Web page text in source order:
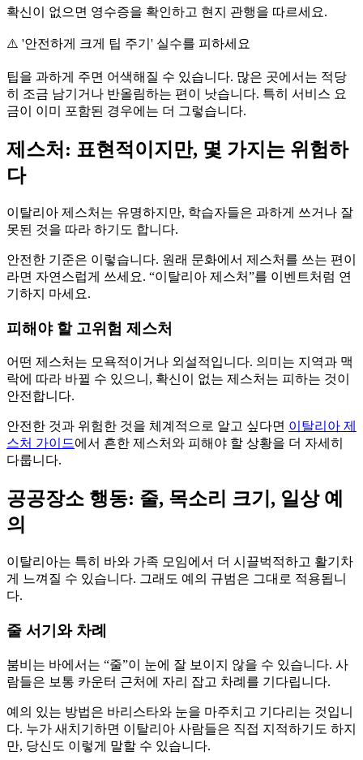
확신이 없으면 영수증을 확인하고 현지 관행을 따르세요.
⚠️ '안전하게 크게 팁 주기' 실수를 피하세요
팁을 과하게 주면 어색해질 수 있습니다. 많은 곳에서는 적당
히 조금 남기거나 반올림하는 편이 낫습니다. 특히 서비스 요
금이 이미 포함된 경우에는 더 그렇습니다.
제스처: 표현적이지만, 몇 가지는 위험하
다
이탈리아 제스처는 유명하지만, 학습자들은 과하게 쓰거나 잘
못된 것을 따라 하기도 합니다.
안전한 기준은 이렇습니다. 원래 문화에서 제스처를 쓰는 편이
라면 자연스럽게 쓰세요. “이탈리아 제스처”를 이벤트처럼 연
기하지 마세요.
피해야 할 고위험 제스처
어떤 제스처는 모욕적이거나 외설적입니다. 의미는 지역과 맥
락에 따라 바뀔 수 있으니, 확신이 없는 제스처는 피하는 것이
안전합니다.
안전한 것과 위험한 것을 체계적으로 알고 싶다면 이탈리아 제
스처 가이드에서 흔한 제스처와 피해야 할 상황을 더 자세히
다룹니다.
공공장소 행동: 줄, 목소리 크기, 일상 예
의
이탈리아는 특히 바와 가족 모임에서 더 시끌벅적하고 활기차
게 느껴질 수 있습니다. 그래도 예의 규범은 그대로 적용됩니
다.
줄 서기와 차례
붐비는 바에서는 “줄”이 눈에 잘 보이지 않을 수 있습니다. 사
람들은 보통 카운터 근처에 자리 잡고 차례를 기다립니다.
예의 있는 방법은 바리스타와 눈을 마주치고 기다리는 것입니
다. 누가 새치기하면 이탈리아 사람들은 직접 지적하기도 하지
만, 당신도 이렇게 말할 수 있습니다.